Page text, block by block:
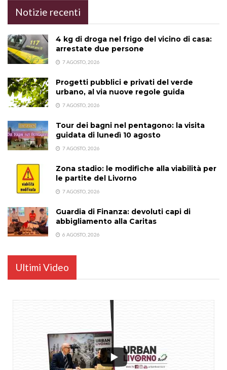
Notizie recenti
4 kg di droga nel frigo del vicino di casa:
arrestate due persone
7 AGOSTO, 2026
Progetti pubblici e privati del verde
urbano, al via nuove regole guida
7 AGOSTO, 2026
Tour dei bagni nel pentagono: la visita
guidata di lunedì 10 agosto
7 AGOSTO, 2026
Zona stadio: le modifiche alla viabilità per
le partite del Livorno
7 AGOSTO, 2026
Guardia di Finanza: devoluti capi di
abbigliamento alla Caritas
6 AGOSTO, 2026
Ultimi Video